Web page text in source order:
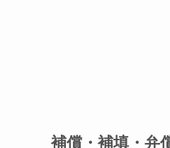
補償・補填・弁